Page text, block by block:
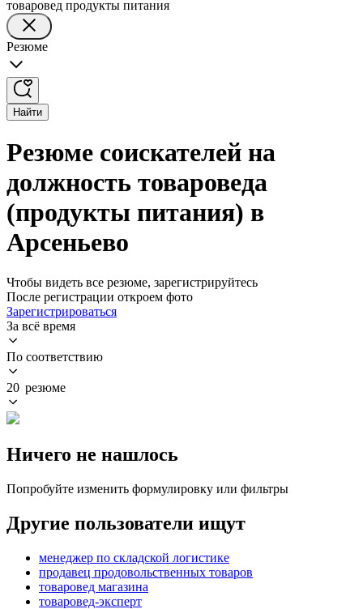
товаровед продукты питания
Резюме
Найти
Резюме соискателей на
должность товароведа
(продукты питания) в
Арсеньево
Чтобы видеть все резюме, зарегистрируйтесь
После регистрации откроем фото
Зарегистрироваться
За всё время
По соответствию
20 резюме
Ничего не нашлось
Попробуйте изменить формулировку или фильтры
Другие пользователи ищут
менеджер по складской логистике
продавец продовольственных товаров
товаровед магазина
товаровед-эксперт